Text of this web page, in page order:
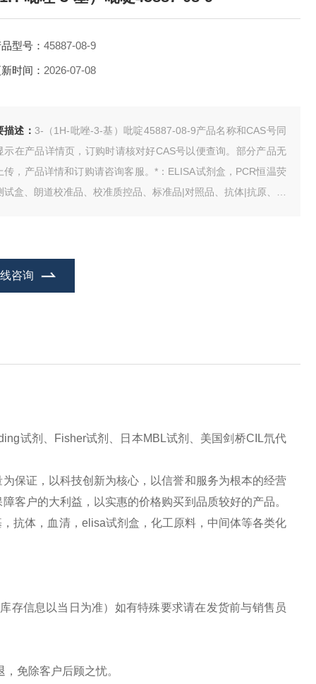
型号： 45887-08-9
时间： 2026-07-08
描述： 3-（1H-吡唑-3-基）吡啶45887-08-9产品名称和CAS号同
示在产品详情页，订购时请核对好CAS号以便查询。部分产品无
传，产品详情和订购请咨询客服。*：ELISA试剂盒，PCR恒温荧
试盒、朗道校准品、校准质控品、标准品|对照品、抗体|抗原、生
咨询
试剂、Fisher试剂、日本MBL试剂、美国剑桥CIL氘代
保证，以科技创新为核心，以信誉和服务为根本的经营
客户的大利益，以实惠的价格购买到品质较好的产品。
抗体，血清，elisa试剂盒，化工原料，中间体等各类化
信息以当日为准）如有特殊要求请在发货前与销售员
免除客户后顾之忧。